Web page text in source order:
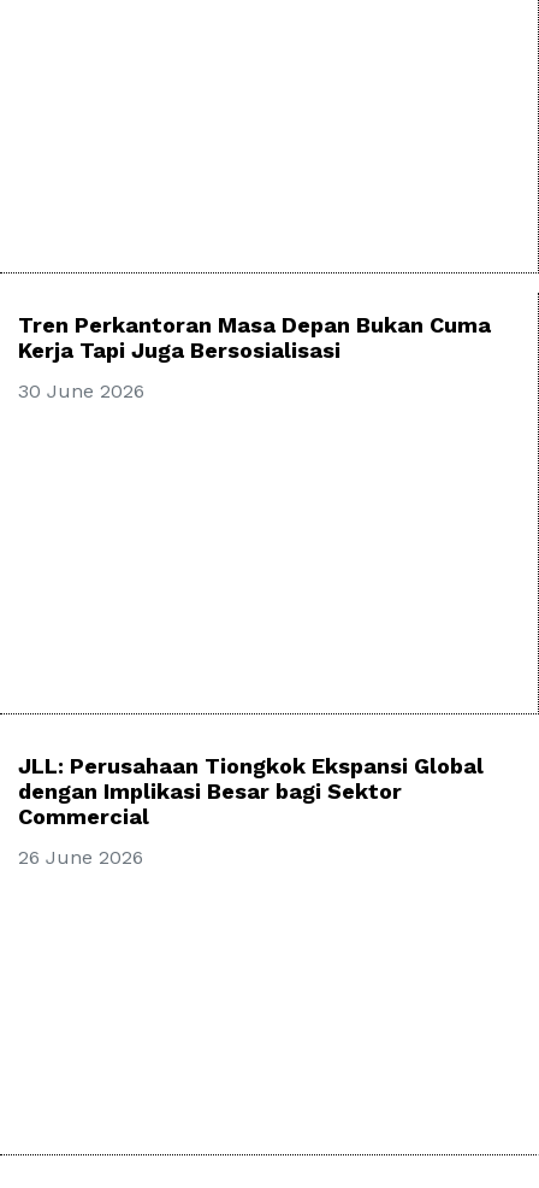
Tren Perkantoran Masa Depan Bukan Cuma
Kerja Tapi Juga Bersosialisasi
30 June 2026
JLL: Perusahaan Tiongkok Ekspansi Global
dengan Implikasi Besar bagi Sektor
Commercial
26 June 2026